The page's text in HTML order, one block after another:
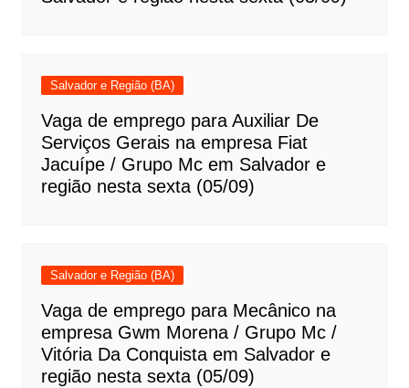
Salvador e Região (BA)
Vaga de emprego para Auxiliar De
Serviços Gerais na empresa Fiat
Jacuípe / Grupo Mc em Salvador e
região nesta sexta (05/09)
Salvador e Região (BA)
Vaga de emprego para Mecânico na
empresa Gwm Morena / Grupo Mc /
Vitória Da Conquista em Salvador e
região nesta sexta (05/09)